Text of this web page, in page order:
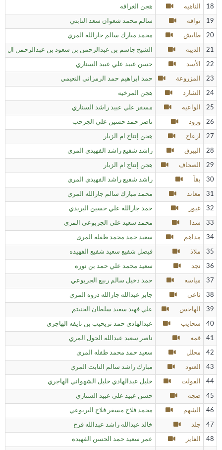
18 الناهيه هجن الغرافه
19 تواقه سالم محمد شعوان سعد النابتي
20 طايش محمد مبارك سالم جارالله المري
21 الذيبه الشيخ جاسم بن عبدالرحمن بن سعود بن عبدالرحمن ال
22 الأسد حسن عبيد علي عبيد السناري
23 المزروعة حمد ابراهيم حمد الرمزاني النعيمي
24 الشارد هجن المرخيه
25 الواعيه مسفر علي عبيد راشد السناري
26 ورود ناصر حمد حسين علي الجرحب
27 ازعاج هجن إنتاج ام الزبار
28 البيرق راشد شفيع راشد الفهيدي المري
29 الصحاف هجن إنتاج ام الزبار
30 بقآ راشد شفيع راشد الفهيدي المري
31 معاند محمد مبارك سالم جارالله المري
32 غيور حمد جارالله علي حسين البريدي
33 شذا محمد سعيد علي الجربوعي المري
34 مداهم سعيد حمد محمد طفله المرى
35 ملاذ فيصل شفيع سعيد شفيع الفهيده
36 نجد سعيد محمد علي حمد بن نوره
37 مياسه حمد دخيل سالم ربيع الجربوعي
38 ثاعي جابر عبدالله جارالله ذروه المري
39 الهاجس علي فهيد سعيد سلطان الحنيتم
40 سحايب عبدالهادي حمد تريحيب بن نايفه الهاجري
41 قمه ناصر سعيد عبدالله الحول المري
42 محلل سعيد حمد محمد طفله المرى
43 العنود مبارك راشد سالم النابت المري
44 الفولت خليل عبدالهادي خليل الشهواني الهاجري
45 ضجه حسن عبيد علي عبيد السناري
46 الشهم محمد فلاح مسفر فلاح اليربوعي
47 جلد خالد عبدالله راشد عبدالله قرح
48 الفايز عمر سعيد حمد الحسن الفهيده